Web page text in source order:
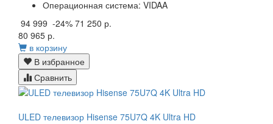
Операционная система: VIDAA
94 999 -24% 71 250 р.
80 965 р.
в корзину
В избранное
Сравнить
ULED телевизор Hisense 75U7Q 4K Ultra HD